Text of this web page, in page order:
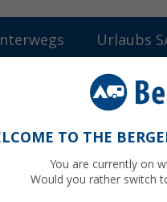
Urlaubs
Sonstiges Küchenzubehör
TO THE
You are currently on
Would you rather switch